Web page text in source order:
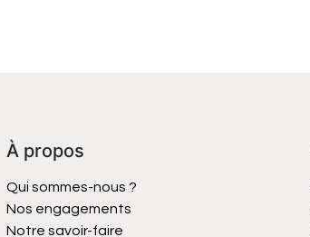
À propos
Qui sommes-nous ?
Nos engagements
Notre savoir-faire